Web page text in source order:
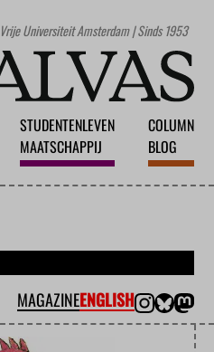
Universiteit Amsterdam | Sinds 1953
STUDENTENLEVEN
MAATSCHAPPIJ
COLUMN
BLOG
MAGAZINEENGLISH